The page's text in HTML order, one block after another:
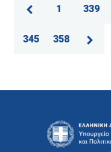
1 339
345 358